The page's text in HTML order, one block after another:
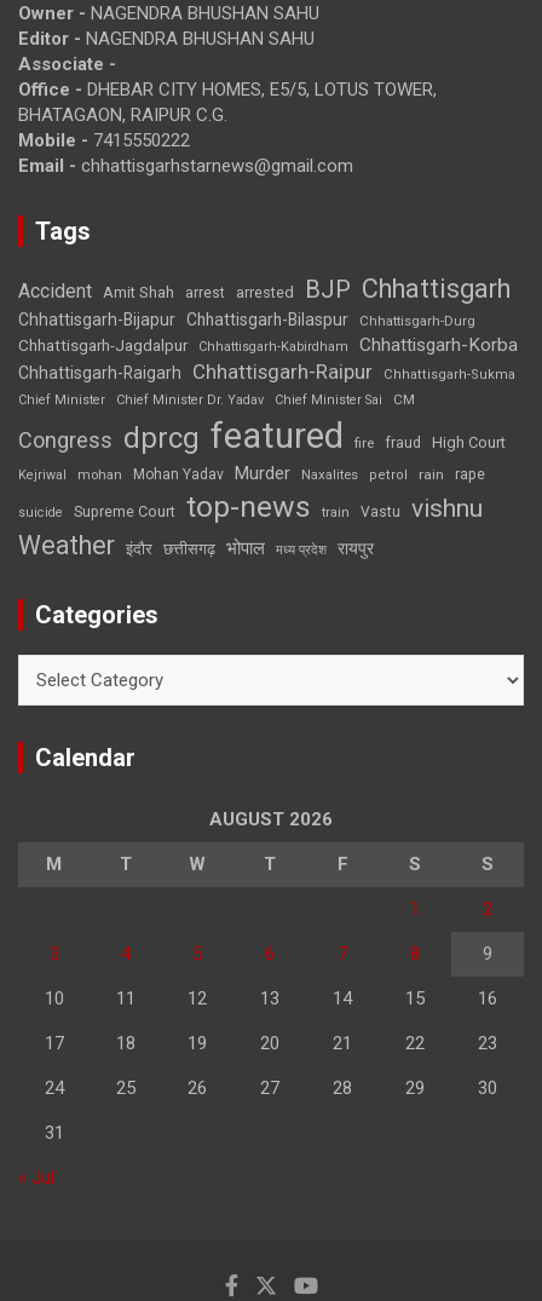
Owner - NAGENDRA BHUSHAN SAHU
Editor - NAGENDRA BHUSHAN SAHU
Associate -
Office - DHEBAR CITY HOMES, E5/5, LOTUS TOWER,
BHATAGAON, RAIPUR C.G.
Mobile - 7415550222
Email - chhattisgarhstarnews@gmail.com
Tags
Accident Amit Shah arrest arrested BJP Chhattisgarh
Chhattisgarh-Bijapur Chhattisgarh-Bilaspur Chhattisgarh-Durg
Chhattisgarh-Jagdalpur Chhattisgarh-Kabirdham Chhattisgarh-Korba
Chhattisgarh-Raigarh Chhattisgarh-Raipur
Chhattisgarh-Sukma
Chief Minister
Chief Minister Dr. Yadav Chief Minister Sai CM
Congress dprcg featured fire fraud High Court
Kejriwal mohan Mohan Yadav Murder Naxalites petrol rain rape
suicide Supreme Court top-news train Vastu vishnu
Weather इंदौर छत्तीसगढ़ भोपाल मध्य प्रदेश रायपुर
Categories
Calendar
AUGUST 2026
M T W T F S S
1 2
3 4 5 6 7 8 9
10 11 12 13 14 15 16
17 18 19 20 21 22 23
24 25 26 27 28 29 30
31
« Jul